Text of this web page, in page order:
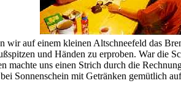
auf einem kleinen Altschneefeld das
und Händen zu erproben. War die
uns einen Strich durch die
Sonnenschein mit Getränken gemütlich